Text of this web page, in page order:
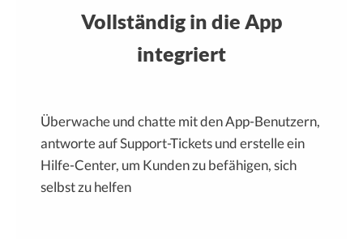
Vollständig in die App
integriert
Überwache und chatte mit den App-Benutzern,
antworte auf Support-Tickets und erstelle ein
Hilfe-Center, um Kunden zu befähigen, sich
selbst zu helfen